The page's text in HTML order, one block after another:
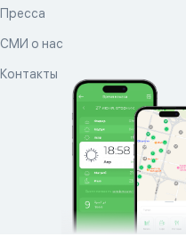
Пресса
СМИ о нас
Контакты